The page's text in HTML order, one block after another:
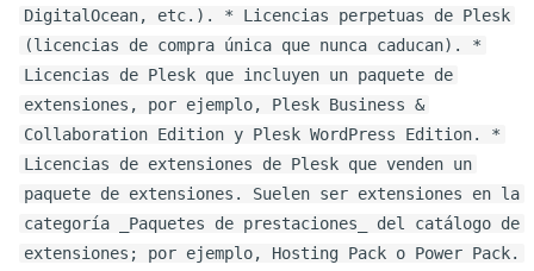
DigitalOcean, etc.). * Licencias perpetuas de Plesk
(licencias de compra única que nunca caducan). *
Licencias de Plesk que incluyen un paquete de
extensiones, por ejemplo, Plesk Business &
Collaboration Edition y Plesk WordPress Edition. *
Licencias de extensiones de Plesk que venden un
paquete de extensiones. Suelen ser extensiones en la
categoría _Paquetes de prestaciones_ del catálogo de
extensiones; por ejemplo, Hosting Pack o Power Pack.